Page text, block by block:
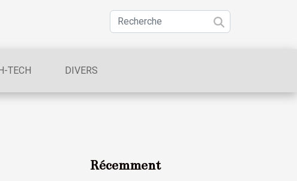
TECH DIVERS
Récemment